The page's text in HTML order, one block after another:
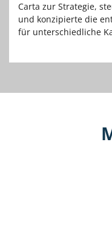
Carta zur Strategie,
und konzipierte die
für unterschiedliche